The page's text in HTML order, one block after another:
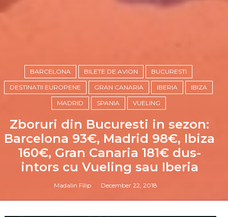
BARCELONA BILETE DE AVION BUCURESTI
DESTINATII EUROPENE GRAN CANARIA IBERIA IBIZA
MADRID SPANIA VUELING
Zboruri din Bucuresti in sezon:
Barcelona 93€, Madrid 98€, Ibiza
160€, Gran Canaria 181€ dus-
intors cu Vueling sau Iberia
Madalin Filip December 22, 2018